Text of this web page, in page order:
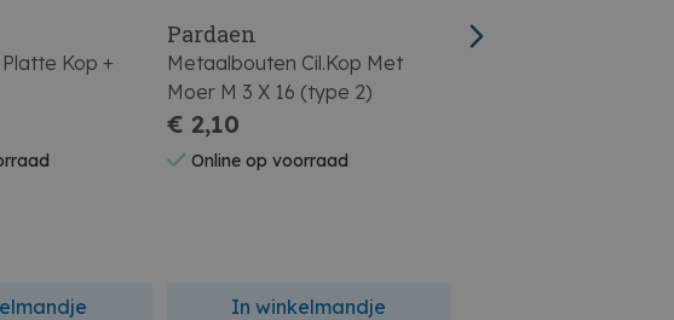
Kop +
Pardaen
Metaalbouten Cil.Kop Met
Moer M 3 X 16 (type 2)
€ 2,10
Online op voorraad
In winkelmandje
Pardaen